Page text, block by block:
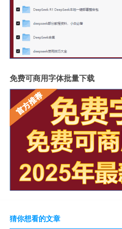
免费可商用字体批量下载
猜你想看的文章